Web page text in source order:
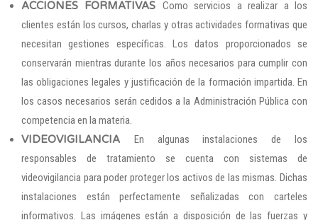
ACCIONES FORMATIVAS Como servicios a realizar a los
clientes están los cursos, charlas y otras actividades formativas que
necesitan gestiones específicas. Los datos proporcionados se
conservarán mientras durante los años necesarios para cumplir con
las obligaciones legales y justificación de la formación impartida. En
los casos necesarios serán cedidos a la Administración Pública con
competencia en la materia.
VIDEOVIGILANCIA En algunas instalaciones de los
responsables de tratamiento se cuenta con sistemas de
videovigilancia para poder proteger los activos de las mismas. Dichas
instalaciones están perfectamente señalizadas con carteles
informativos. Las imágenes están a disposición de las fuerzas y